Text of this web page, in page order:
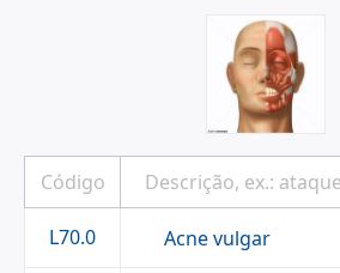
L70.0 Acne vulgar